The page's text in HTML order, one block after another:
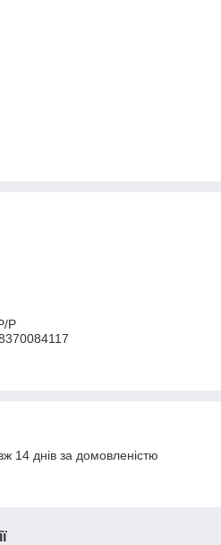
Р
14 днів за домовленістю